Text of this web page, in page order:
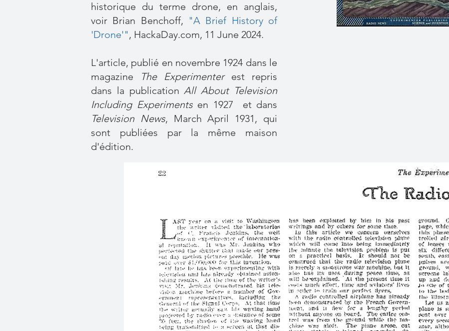
historique du terme drone, en anglais,
voir Brian Benchoff, "A Brief History of
'Drone'", HackaDay.com, 11 June 2024.
L'article, publié en novembre 1924 dans le
magazine
The Experimenterest repris
dans la publicationAll About Television
Including Experiments en 1927 et dans
Television News, March April 1931, qui
sont publiées par la même maison
d'édition.